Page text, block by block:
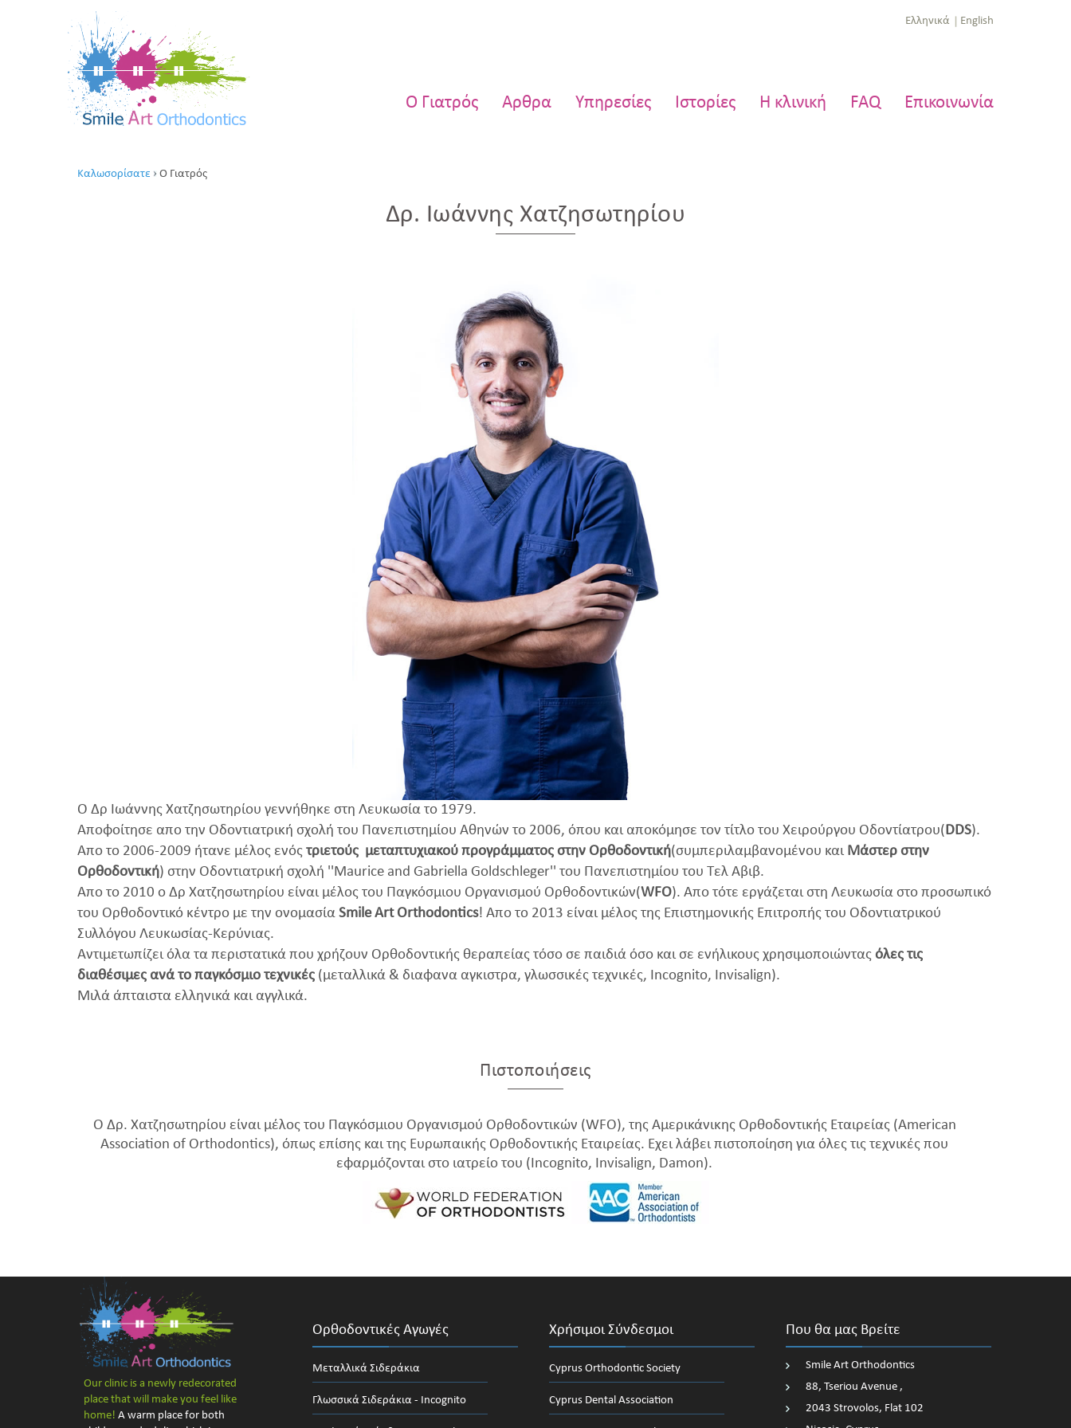
Ελληνικά English
Ο Γιατρός Άρθρα Υπηρεσίες Ιστορίες Η κλινική FAQ Επικοινωνία
Καλωσορίσατε Ο Γιατρός
Δρ. Ιωάννης Χατζησωτηρίου
Ο Δρ Ιωάννης Χατζησωτηρίου γεννήθηκε στη Λευκωσία το 1979.
Αποφοίτησε απο την Οδοντιατρική σχολή του Πανεπιστημίου Αθηνών το 2006, όπου και αποκόμησε τον τίτλο του Χειρούργου Οδοντίατρου(DDS).
Απο το 2006-2009 ήτανε μέλος ενός τριετούς μεταπτυχιακού προγράμματος στην Ορθοδοντική(συμπεριλαμβανομένου και Μάστερ στην
Ορθοδοντική) στην Οδοντιατρική σχολή ''Maurice and Gabriella Goldschleger'' του Πανεπιστημίου του Τελ Αβιβ.
Απο το 2010 ο Δρ Χατζησωτηρίου είναι μέλος του Παγκόσμιου Οργανισμού Ορθοδοντικών(WFO). Απο τότε εργάζεται στη Λευκωσία στο προσωπικό
του Ορθοδοντικό κέντρο με την ονομασία Smile Art Orthodontics! Απο το 2013 είναι μέλος της Επιστημονικής Επιτροπής του Οδοντιατρικού
Συλλόγου Λευκωσίας-Κερύνιας.
Αντιμετωπίζει όλα τα περιστατικά που χρήζουν Ορθοδοντικής θεραπείας τόσο σε παιδιά όσο και σε ενήλικους χρησιμοποιώντας όλες τις
διαθέσιμες ανά το παγκόσμιο τεχνικές (μεταλλικά & διαφανα αγκιστρα, γλωσσικές τεχνικές, Incognito, Invisalign).
Μιλά άπταιστα ελληνικά και αγγλικά.
Πιστοποιήσεις
Ο Δρ. Χατζησωτηρίου είναι μέλος του Παγκόσμιου Οργανισμού Ορθοδοντικών (WFO), της Αμερικάνικης Ορθοδοντικής Εταιρείας (American
Association of Orthodontics), όπως επίσης και της Ευρωπαικής Ορθοδοντικής Εταιρείας. Έχει λάβει πιστοποίηση για όλες τις τεχνικές που
εφαρμόζονται στο ιατρείο του (Incognito, Invisalign, Damon).
Our clinic is a newly redecorated
place that will make you feel like
home! A warm place for both
Ορθοδοντικές Αγωγές
Μεταλλικά Σιδεράκια
Γλωσσικά Σιδεράκια - Incognito
Χρήσιμοι Σύνδεσμοι
Cyprus Orthodontic Society
Cyprus Dental Association
Που θα μας Βρείτε
Smile Art Orthodontics
88, Tseriou Avenue ,
2043 Strovolos, Flat 102